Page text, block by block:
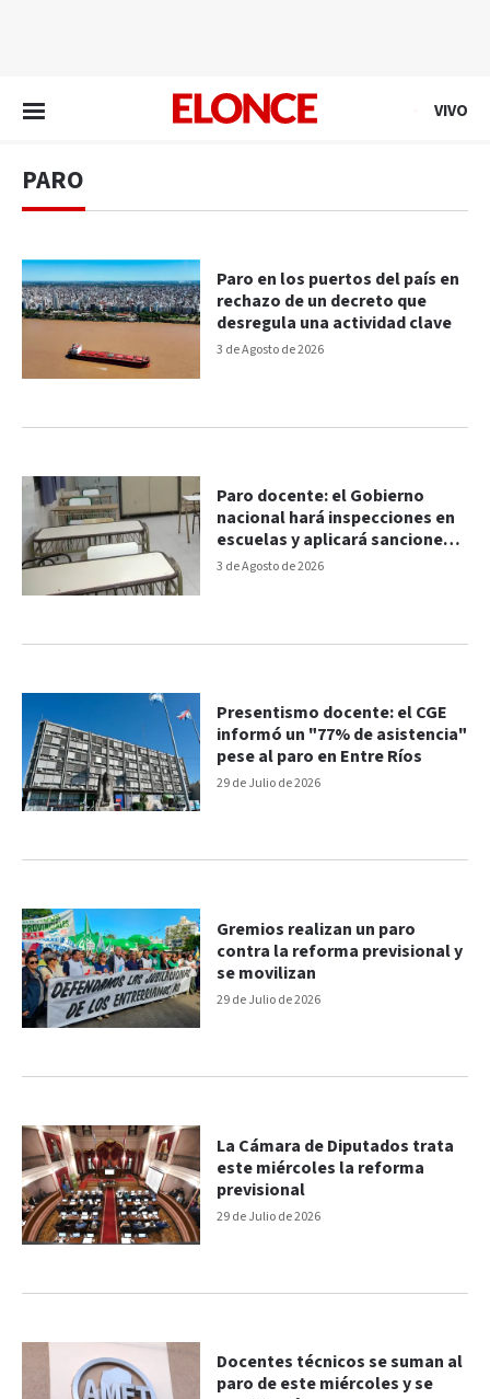
VIVO
PARO
3 de Agosto de 2026
Paro en los puertos del país en
rechazo de un decreto que
desregula una actividad clave
3 de Agosto de 2026
Paro docente: el Gobierno
nacional hará inspecciones en
escuelas y aplicará sanciones
por incumplimientos
29 de Julio de 2026
Presentismo docente: el CGE
informó un "77% de asistencia"
pese al paro en Entre Ríos
29 de Julio de 2026
Gremios realizan un paro
contra la reforma previsional y
se movilizan
29 de Julio de 2026
La Cámara de Diputados trata
este miércoles la reforma
previsional
Docentes técnicos se suman al
paro de este miércoles y se